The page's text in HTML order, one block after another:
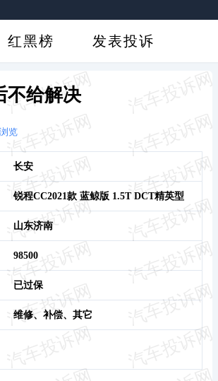
红黑榜 发表投诉
不给解决
览
长安
锐程CC2021款 蓝鲸版 1.5T DCT精英型
山东济南
98500
已过保
维修、 补偿、 其它